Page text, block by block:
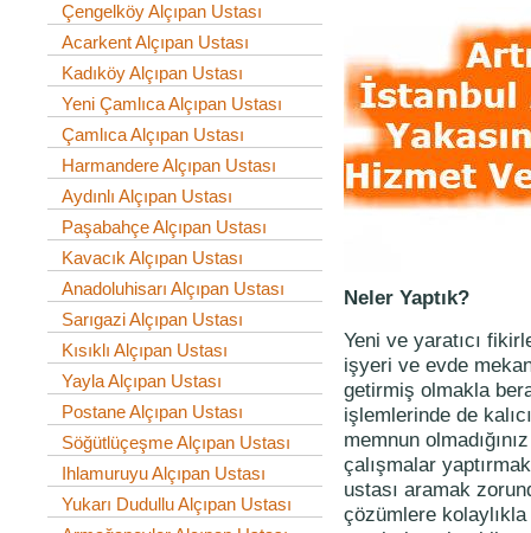
Çengelköy Alçıpan Ustası
Acarkent Alçıpan Ustası
Kadıköy Alçıpan Ustası
Yeni Çamlıca Alçıpan Ustası
Çamlıca Alçıpan Ustası
Harmandere Alçıpan Ustası
Aydınlı Alçıpan Ustası
Paşabahçe Alçıpan Ustası
Kavacık Alçıpan Ustası
Anadoluhisarı Alçıpan Ustası
Sarıgazi Alçıpan Ustası
Kısıklı Alçıpan Ustası
Yayla Alçıpan Ustası
Postane Alçıpan Ustası
Söğütlüçeşme Alçıpan Ustası
Ihlamuruyu Alçıpan Ustası
Yukarı Dudullu Alçıpan Ustası
Neler Yaptık?
Yeni ve yaratıcı
işyeri ve evde
getirmiş olmakla
işlemlerinde de
memnun
çalışmalar
ustası aramak
çözümlere